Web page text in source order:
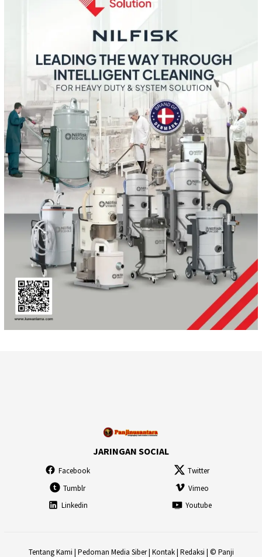
JARINGAN SOCIAL
Facebook
Twitter
Tumblr
Vimeo
Linkedin
Youtube
Tentang Kami | Pedoman Media Siber| Kontak| Redaksi | © Panji